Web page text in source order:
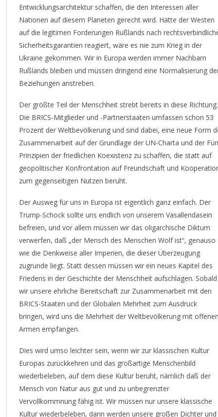
Entwicklungsarchitektur schaffen, die den Interessen aller
Nationen auf diesem Planeten gerecht wird. Hätte der Westen
auf die legitimen Forderungen Rußlands nach
Sicherheitsgarantien reagiert, wäre es nie zum Krieg in der
Ukraine gekommen. Wir in Europa werden immer Nachbarn
Rußlands bleiben und müssen dringend eine Normalisierung
Beziehungen anstreben.
Der größte Teil der Menschheit strebt bereits in diese Richtung.
Die BRICS-Mitglieder und -Partnerstaaten umfassen schon 53
Prozent der Weltbevölkerung und sind dabei, eine neue Form
Zusammenarbeit auf der Grundlage der UN-Charta und der
Prinzipien der friedlichen Koexistenz zu schaffen, die statt auf
geopolitischer Konfrontation auf Freundschaft und
zum gegenseitigen Nutzen beruht.
Der Ausweg für uns in Europa ist eigentlich ganz einfach. Der
Trump-Schock sollte uns endlich von unserem Vasallendasein
befreien, und vor allem müssen wir das oligarchische Diktum
verwerfen, daß „der Mensch des Menschen Wolf ist“, genauso
wie die Denkweise aller Imperien, die dieser Überzeugung
zugrunde liegt. Statt dessen müssen wir ein neues Kapitel des
Friedens in der Geschichte der Menschheit aufschlagen. Sobald
wir unsere ehrliche Bereitschaft zur Zusammenarbeit mit den
BRICS-Staaten und der Globalen Mehrheit zum Ausdruck
bringen, wird uns die Mehrheit der Weltbevölkerung mit
Armen empfangen.
Dies wird umso leichter sein, wenn wir zur klassischen Kultur
Europas zurückkehren und das großartige Menschenbild
wiederbeleben, auf dem diese Kultur beruht, nämlich daß der
Mensch von Natur aus gut und zu unbegrenzter
Vervollkommnung fähig ist. Wir müssen nur unsere klassische
Kultur wiederbeleben, dann werden unsere großen Dichter und